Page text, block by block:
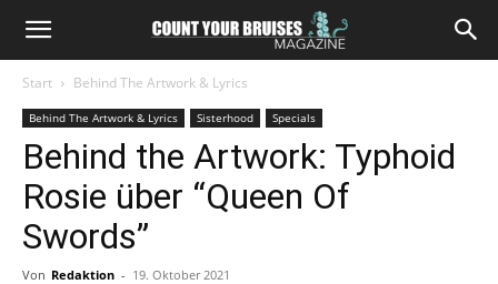
Start Behind The Artwork & Lyrics
Behind The Artwork & Lyrics Sisterhood Specials
Behind the Artwork: Typhoid
Rosie über “Queen Of
Swords”
Von Redaktion - 19. Oktober 2021